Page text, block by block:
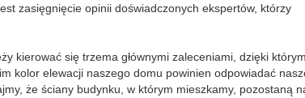
zasięgnięcie opinii doświadczonych ekspertów, którzy
kierować się trzema głównymi zaleceniami, dzięki którym
kolor elewacji naszego domu powinien odpowiadać
że ściany budynku, w którym mieszkamy, pozostaną